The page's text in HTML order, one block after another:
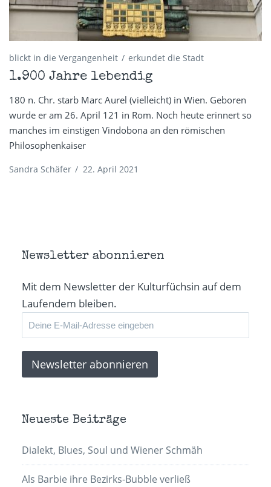
blickt in die Vergangenheit erkundet die Stadt
1.900 Jahre lebendig
180 n. Chr. starb Marc Aurel (vielleicht) in Wien. Geboren
wurde er am 26. April 121 in Rom. Noch heute erinnert so
manches im einstigen Vindobona an den römischen
Philosophenkaiser
Sandra Schäfer / 22. April 2021
Newsletter abonnieren
Mit dem Newsletter der Kulturfüchsin auf dem
Laufendem bleiben.
Neueste Beiträge
Dialekt, Blues, Soul und Wiener Schmäh
Als Barbie ihre Bezirks-Bubble verließ